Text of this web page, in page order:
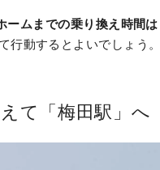
ームまでの乗り換え時間は
動するとよいでしょう。
て「梅田駅」へ